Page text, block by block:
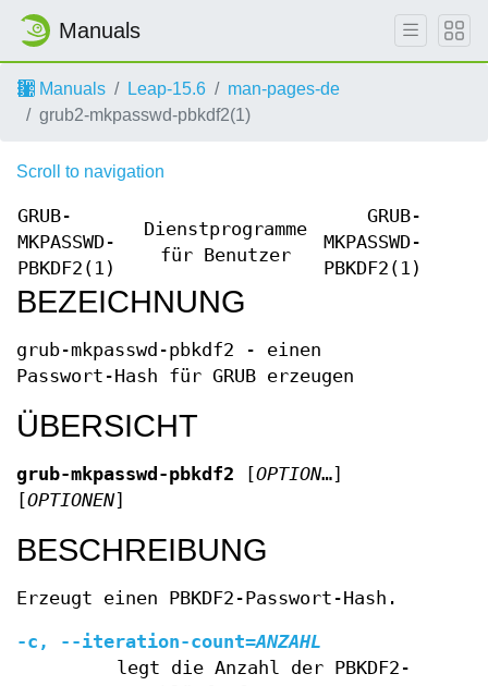
Manuals
Manuals Leap-15.6
man-pages-de
grub2-mkpasswd-pbkdf2(1)
Scroll to navigation
GRUB-
MKPASSWD-
PBKDF2(1)
Dienstprogramme
für Benutzer
GRUB-
MKPASSWD-
PBKDF2(1)
BEZEICHNUNG
grub-mkpasswd-pbkdf2 - einen
Passwort-Hash für GRUB erzeugen
ÜBERSICHT
grub-mkpasswd-pbkdf2 [OPTION…]
[OPTIONEN]
BESCHREIBUNG
Erzeugt einen PBKDF2-Passwort-Hash.
-c , --iteration-count=ANZAHL
legt die Anzahl der PBKDF2-